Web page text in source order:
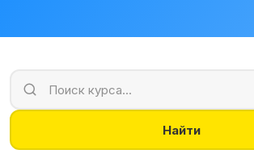
Найти